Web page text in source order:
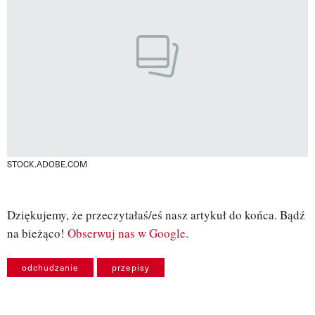
STOCK.ADOBE.COM
Dziękujemy, że przeczytałaś/eś nasz artykuł do końca. Bądź
na bieżąco! Obserwuj nas w Google.
odchudzanie przepisy